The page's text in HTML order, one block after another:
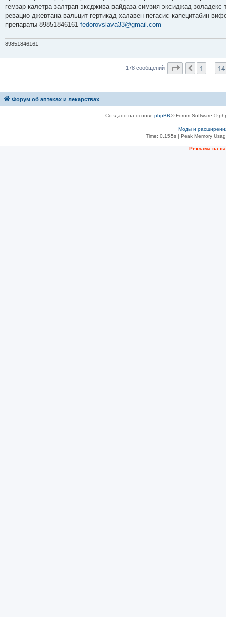
е
гемзар калетра залтрап эксджива вайдаза симзия эксиджад
ревацио джевтана вальцит гертикад халавен пегасис капецитабин
препараты 89851846161 fedorovslava33@gmail.com
89851846161
178 сообщений Страница 17
Пред.
1 14
Форум об аптеках и лекарствах
Создано на основе phpBB® Forum Software ©
Моды и
Time: 0.155s| Peak Memory
Рeклама на